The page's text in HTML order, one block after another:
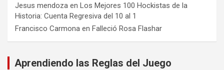
Jesus mendoza en Los Mejores 100 Hockistas de la
Historia: Cuenta Regresiva del 10 al 1
Francisco Carmona en Falleció Rosa Flashar
Aprendiendo las Reglas del Juego